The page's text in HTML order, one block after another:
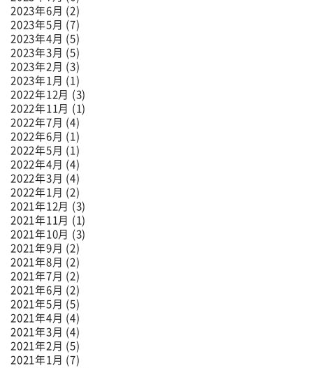
2023年6月 (2)
2023年5月 (7)
2023年4月 (5)
2023年3月 (5)
2023年2月 (3)
2023年1月 (1)
2022年12月 (3)
2022年11月 (1)
2022年7月 (4)
2022年6月 (1)
2022年5月 (1)
2022年4月 (4)
2022年3月 (4)
2022年1月 (2)
2021年12月 (3)
2021年11月 (1)
2021年10月 (3)
2021年9月 (2)
2021年8月 (2)
2021年7月 (2)
2021年6月 (2)
2021年5月 (5)
2021年4月 (4)
2021年3月 (4)
2021年2月 (5)
2021年1月 (7)